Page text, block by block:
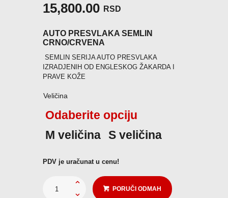
KAKO MONTIRATI?
GALERIJA
BLOG
Pozovi odmah
15,800.00 RSD
AUTO PRESVLAKA SEMLIN
CRNO/CRVENA
SEMLIN SERIJA AUTO PRESVLAKA
IZRADJENIH OD ENGLESKOG ŽAKARDA I
PRAVE KOŽE
Veličina
Odaberite opciju
M veličina S veličina
PDV je uračunat u cenu!
PORUČI ODMAH